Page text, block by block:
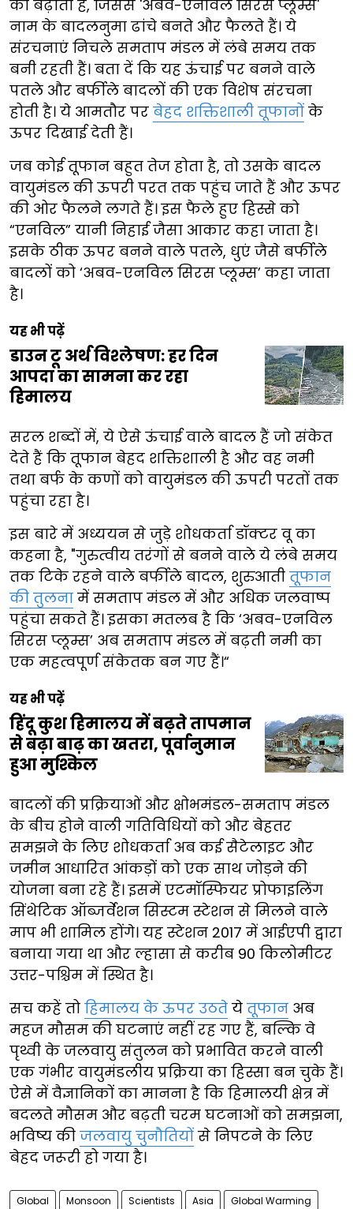
को बढ़ाती हैं, जिससे 'अबव-एनविल सिरस प्लूम्स'
नाम के बादलनुमा ढांचे बनते और फैलते हैं। ये
संरचनाएं निचले समताप मंडल में लंबे समय तक
बनी रहती हैं। बता दें कि यह ऊंचाई पर बनने वाले
पतले और बर्फीले बादलों की एक विशेष संरचना
होती है। ये आमतौर पर बेहद शक्तिशाली तूफानों के
ऊपर दिखाई देती हैं।
जब कोई तूफान बहुत तेज होता है, तो उसके बादल
वायुमंडल की ऊपरी परत तक पहुंच जाते हैं और ऊपर
की ओर फैलने लगते हैं। इस फैले हुए हिस्से को
“एनविल” यानी निहाई जैसा आकार कहा जाता है।
इसके ठीक ऊपर बनने वाले पतले, धुएं जैसे बर्फीले
बादलों को ‘अबव-एनविल सिरस प्लूम्स’ कहा जाता
है।
यह भी पढ़ें
डाउन टू अर्थ विश्लेषण: हर दिन
आपदा का सामना कर रहा
हिमालय
सरल शब्दों में, ये ऐसे ऊंचाई वाले बादल हैं जो संकेत
देते हैं कि तूफान बेहद शक्तिशाली है और वह नमी
तथा बर्फ के कणों को वायुमंडल की ऊपरी परतों तक
पहुंचा रहा है।
इस बारे में अध्ययन से जुड़े शोधकर्ता डॉक्टर वू का
कहना है, "गुरुत्वीय तरंगों से बनने वाले ये लंबे समय
तक टिके रहने वाले बर्फीले बादल, शुरुआती तूफान
की तुलना में समताप मंडल में और अधिक जलवाष्प
पहुंचा सकते हैं। इसका मतलब है कि ‘अबव-एनविल
सिरस प्लूम्स’ अब समताप मंडल में बढ़ती नमी का
एक महत्वपूर्ण संकेतक बन गए हैं।“
यह भी पढ़ें
हिंदू कुश हिमालय में बढ़ते तापमान
से बढ़ा बाढ़ का खतरा, पूर्वानुमान
हुआ मुश्किल
बादलों की प्रक्रियाओं और क्षोभमंडल-समताप मंडल
के बीच होने वाली गतिविधियों को और बेहतर
समझने के लिए शोधकर्ता अब कई सैटेलाइट और
जमीन आधारित आंकड़ों को एक साथ जोड़ने की
योजना बना रहे हैं। इसमें एटमॉस्फियर प्रोफाइलिंग
सिंथेटिक ऑब्जर्वेशन सिस्टम स्टेशन से मिलने वाले
माप भी शामिल होंगे। यह स्टेशन 2017 में आईएपी द्वारा
बनाया गया था और ल्हासा से करीब 90 किलोमीटर
उत्तर-पश्चिम में स्थित है।
सच कहें तो हिमालय के ऊपर उठते ये तूफान अब
महज मौसम की घटनाएं नहीं रह गए हैं, बल्कि वे
पृथ्वी के जलवायु संतुलन को प्रभावित करने वाली
एक गंभीर वायुमंडलीय प्रक्रिया का हिस्सा बन चुके हैं।
ऐसे में वैज्ञानिकों का मानना है कि हिमालयी क्षेत्र में
बदलते मौसम और बढ़ती चरम घटनाओं को समझना,
भविष्य की जलवायु चुनौतियों से निपटने के लिए
बेहद जरूरी हो गया है।
Global Monsoon Scientists Asia Global Warming